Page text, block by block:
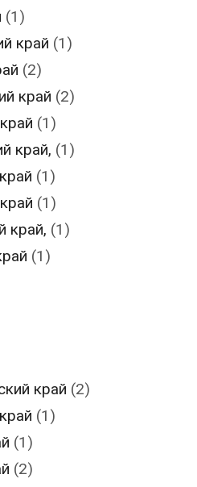
(1)
край (1)
(2)
край (2)
(1)
край, (1)
(1)
(1)
край, (1)
(1)
край (2)
(1)
(1)
(2)